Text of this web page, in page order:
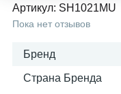
Артикул: SH1021MU
Пока нет отзывов
Бренд
Страна Бренда